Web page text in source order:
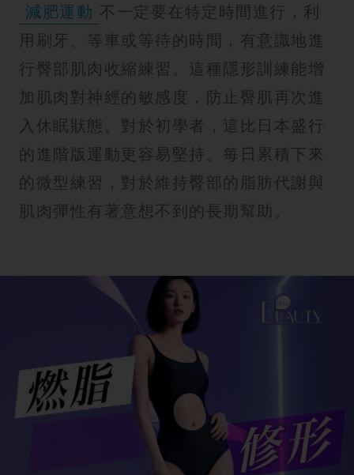
減肥運動 不一定要在特定時間進行，利
用刷牙、等車或等待的時間，有意識地進
行臀部肌肉收縮練習。這種隱形訓練能增
加肌肉對神經的敏感度，防止臀肌再次進
入休眠狀態。對於初學者，這比日本盛行
的進階版運動更容易堅持。每日累積下來
的微型練習，對於維持臀部的脂肪代謝與
肌肉彈性有著意想不到的長期幫助。